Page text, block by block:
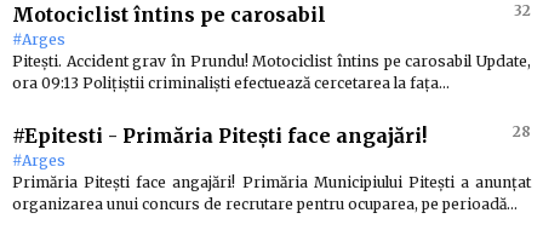
Motociclist întins pe carosabil
32
#Arges
Pitești. Accident grav în Prundu! Motociclist întins pe carosabil Update,
ora 09:13 Polițiștii criminaliști efectuează cercetarea la fața…
#Epitesti - Primăria Pitești face angajări!
28
#Arges
Primăria Pitești face angajări! Primăria Municipiului Pitești a anunțat
organizarea unui concurs de recrutare pentru ocuparea, pe perioadă…